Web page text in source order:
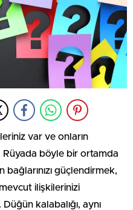
var ve onların
Rüyada böyle bir ortamda
güçlendirmek,
ilişkilerinizi
kalabalığı, aynı